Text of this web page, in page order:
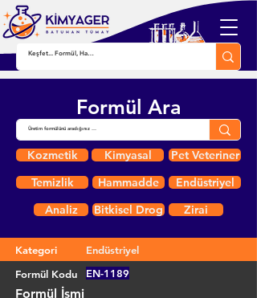
Formül Ara
Kozmetik Kimyasal
Pet Veteriner
Temizlik
Hammadde
Endüstriyel
Analiz
Bitkisel Drog Zirai
Kategori
Endüstriyel
Formül Kodu
EN-1189
Formül İsmi